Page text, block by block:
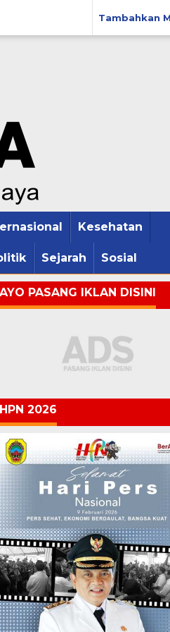
Tambahkan
Kesehatan
Sejarah Sosial
AYO PASANG IKLAN DISINI
HPN 2026